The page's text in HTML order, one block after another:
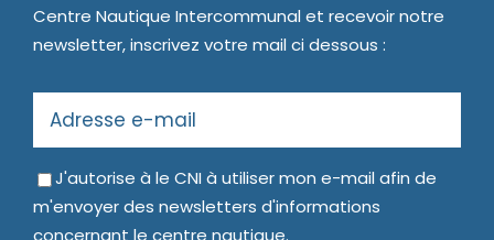
Centre Nautique Intercommunal et recevoir notre
newsletter, inscrivez votre mail ci dessous :
J'autorise à le CNI à utiliser mon e-mail afin de
m'envoyer des newsletters d'informations